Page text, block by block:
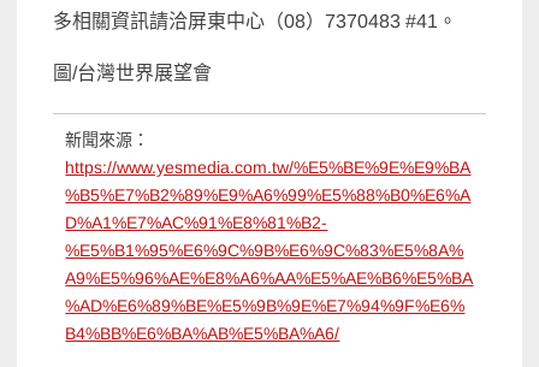
多相關資訊請洽屏東中心（08）7370483 #41。
圖/台灣世界展望會
新聞來源：
https://www.yesmedia.com.tw/%E5%BE%9E%E9%BA
%B5%E7%B2%89%E9%A6%99%E5%88%B0%E6%A
D%A1%E7%AC%91%E8%81%B2-
%E5%B1%95%E6%9C%9B%E6%9C%83%E5%8A%
A9%E5%96%AE%E8%A6%AA%E5%AE%B6%E5%BA
%AD%E6%89%BE%E5%9B%9E%E7%94%9F%E6%
B4%BB%E6%BA%AB%E5%BA%A6/